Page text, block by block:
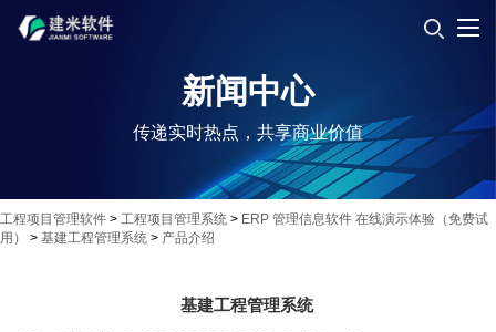
新闻中心
传递实时热点，共享商业价值
工程项目管理软件 > 工程项目管理系统 > ERP 管理信息软件 在线演示体验（免费试
用）
> 基建工程管理系统 > 产品介绍
基建工程管理系统